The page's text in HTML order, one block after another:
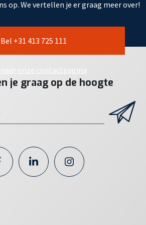
op. We vertellen je er graag meer over!
Bel +31 413 725 111
naar onze contactpagina
je graag op de hoogte